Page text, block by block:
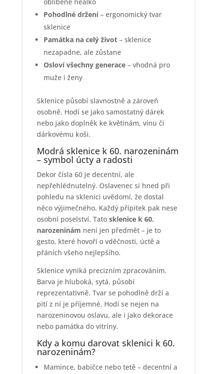
oblíbené nealko
Pohodlné držení– ergonomický tvar
sklenice
Památka na celý život– sklenice
nezapadne, ale zůstane
Osloví všechny generace– vhodná pro
muže i ženy
Sklenice působí slavnostně a zároveň
osobně. Hodí se jako samostatný dárek
nebo jako doplněk ke květinám, vínu či
dárkovému koši.
Modrá sklenice k 60. narozeninám
– symbol úcty a radosti
Dekor čísla 60 je decentní, ale
nepřehlédnutelný. Oslavenec si hned při
pohledu na sklenici uvědomí, že dostal
něco výjimečného. Každý přípitek pak nese
osobní poselství. Tato sklenice k 60.
narozeninám není jen předmět – je to
gesto, které hovoří o vděčnosti, úctě a
přáních všeho nejlepšího.
Sklenice vyniká precizním zpracováním.
Barva je hluboká, sytá, působí
reprezentativně. Tvar se pohodlně drží a
pití z ní je příjemné. Hodí se nejen na
narozeninovou oslavu, ale i jako dekorace
nebo památka do vitríny.
Kdy a komu darovat sklenici k 60.
narozeninám?
Mamince, babičce nebo tetě – decentní a